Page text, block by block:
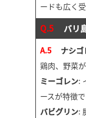
ードも広く
Q.5 バリ
A.5 ナシゴ
鶏肉、野菜
ミーゴレン:
ースが特徴で
バビグリン: